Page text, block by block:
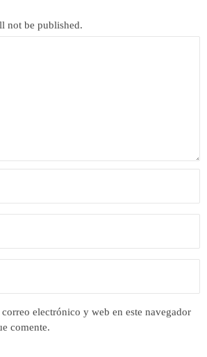
not be published.
electrónico y web en este navegador
comente.